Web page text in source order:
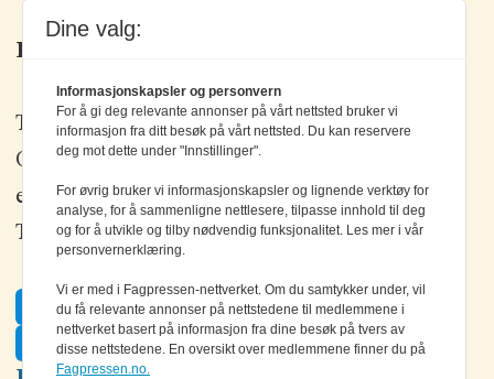
Kontakt oss
Tlf: +47 67 80 42 80
Olav Brunborgs vei 6, 1396 Billingstad
epost: elektronikk@elektronikkforlaget.no
Tips oss:tips@elektronikkforlaget.no
Facebook
Twitter
Dine valg:
Informasjonskapsler og personvern
For å gi deg relevante annonser på vårt nettsted bruker vi
informasjon fra ditt besøk på vårt nettsted. Du kan reservere
deg mot dette under "Innstillinger".
For øvrig bruker vi informasjonskapsler og lignende verktøy for
analyse, for å sammenligne nettlesere, tilpasse innhold til deg
og for å utvikle og tilby nødvendig funksjonalitet. Les mer i vår
personvernerklæring.
Vi er med i Fagpressen-nettverket. Om du samtykker under, vil
du få relevante annonser på nettstedene til medlemmene i
nettverket basert på informasjon fra dine besøk på tvers av
disse nettstedene. En oversikt over medlemmene finner du på
Fagpressen.no.